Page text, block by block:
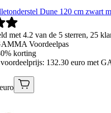
Dune 120 cm zwart
met 4.2 van de 5 sterren, 25
Voordeelpas
korting
132.30 euro met